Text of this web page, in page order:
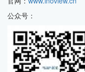
公众号：